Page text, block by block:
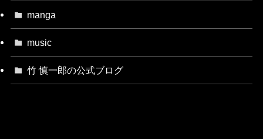
manga
music
竹 慎一郎の公式ブログ